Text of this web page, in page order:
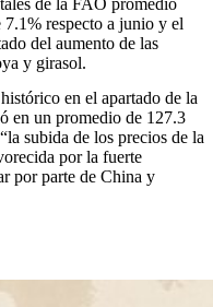
de la FAO promedió
7.1% respecto a junio y el
del aumento de las
y girasol.
en el apartado de la
en un promedio de 127.3
subida de los precios de la
por la fuerte
por parte de China y